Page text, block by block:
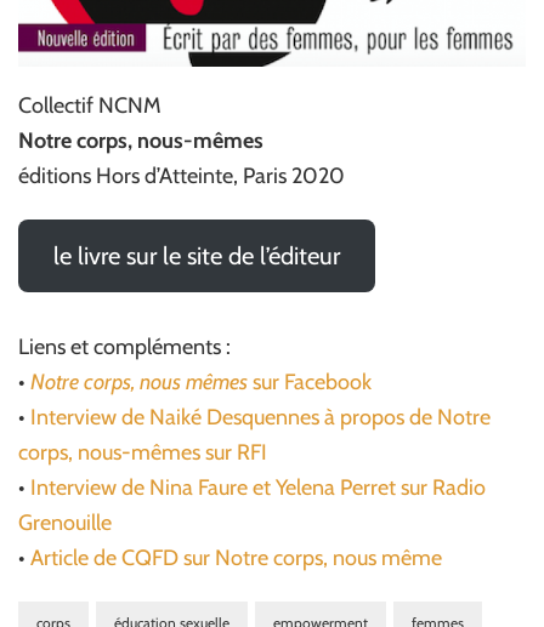
Collectif NCNM
Notre corps, nous-mêmes
éditions Hors d’Atteinte, Paris 2020
le livre sur le site de l’éditeur
Liens et compléments :
• Notre corps, nous mêmessur Facebook
• Interview de Naiké Desquennes à propos de Notre
corps, nous-mêmes sur RFI
• Interview de Nina Faure et Yelena Perret sur Radio
Grenouille
• Article de CQFD sur Notre corps, nous même
corps éducation sexuelle empowerment femmes